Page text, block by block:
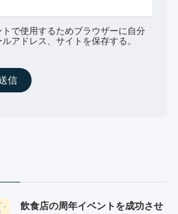
トで使用するためブラウザーに自分
アドレス、サイトを保存する。
飲食店の周年イベントを成功させ